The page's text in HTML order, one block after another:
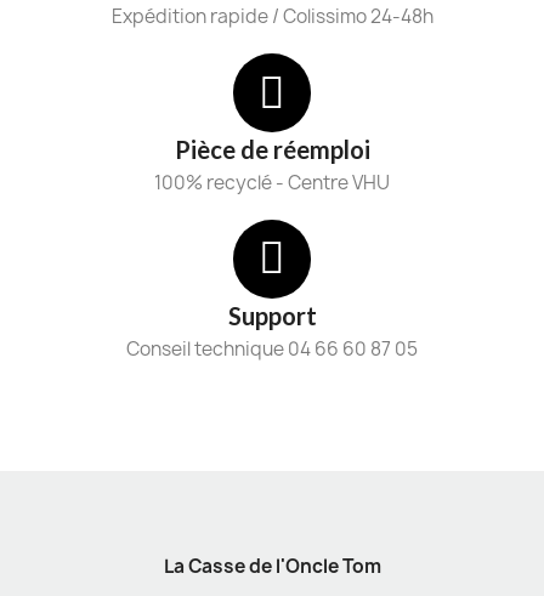
Expédition rapide / Colissimo 24-48h
Pièce de réemploi
100% recyclé - Centre VHU
Support
Conseil technique 04 66 60 87 05
La Casse de l'Oncle Tom